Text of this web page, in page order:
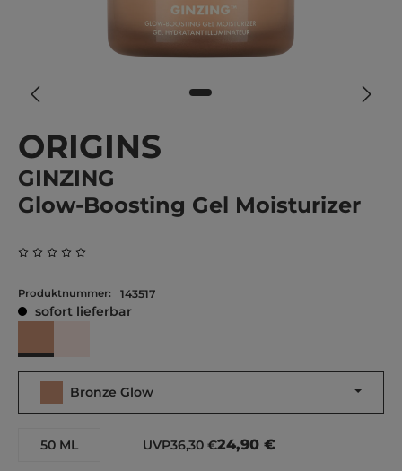
ORIGINS
GINZING
Glow-Boosting Gel Moisturizer
Produktnummer: 143517
sofort lieferbar
Bronze Glow
50 ML UVP36,30 €24,90 €